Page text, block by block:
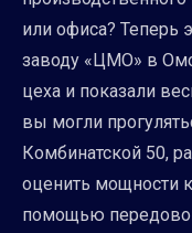
или офиса? Теперь
заводу «ЦМО» в
цеха и показали
вы могли
Комбинатской 50,
оценить мощности
помощью